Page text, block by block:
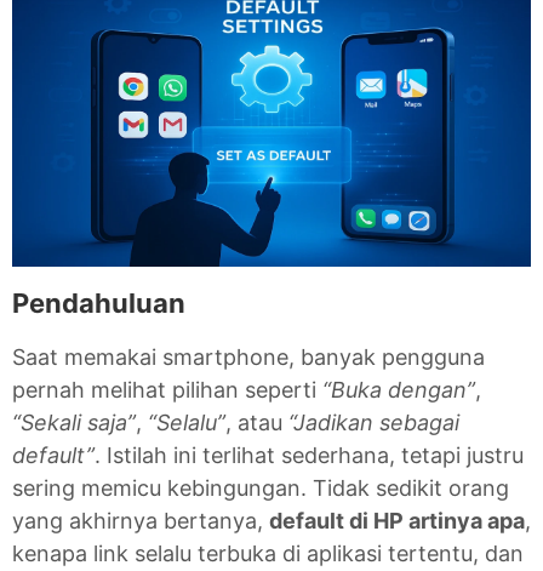
Pendahuluan
Saat memakai smartphone, banyak pengguna
pernah melihat pilihan seperti “Buka dengan”,
“Sekali saja”, “Selalu”, atau “Jadikan sebagai
default”. Istilah ini terlihat sederhana, tetapi justru
sering memicu kebingungan. Tidak sedikit orang
yang akhirnya bertanya, default di HP artinya apa,
kenapa link selalu terbuka di aplikasi tertentu, dan